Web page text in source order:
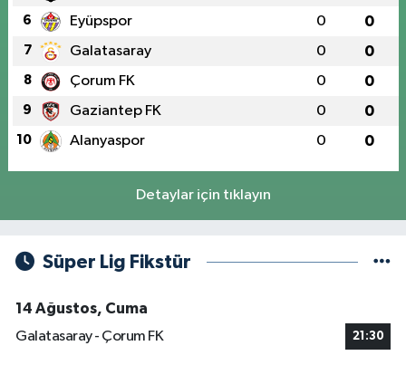
6 Eyüpspor 0 0
7 Galatasaray 0 0
8 Çorum FK 0 0
9 Gaziantep FK 0 0
10 Alanyaspor 0 0
Detaylar için tıklayın
Süper Lig Fikstür
14 Ağustos, Cuma
Galatasaray - Çorum FK
21:30